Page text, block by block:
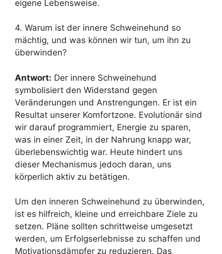
eigene Lebensweise.
4. Warum ist der innere Schweinehund so
mächtig, und was können wir tun, um ihn zu
überwinden?
Antwort: Der innere Schweinehund
symbolisiert den Widerstand gegen
Veränderungen und Anstrengungen. Er ist ein
Resultat unserer Komfortzone. Evolutionär sind
wir darauf programmiert, Energie zu sparen,
was in einer Zeit, in der Nahrung knapp war,
überlebenswichtig war. Heute hindert uns
dieser Mechanismus jedoch daran, uns
körperlich aktiv zu betätigen.
Um den inneren Schweinehund zu überwinden,
ist es hilfreich, kleine und erreichbare Ziele zu
setzen. Pläne sollten schrittweise umgesetzt
werden, um Erfolgserlebnisse zu schaffen und
Motivationsdämpfer zu reduzieren. Das